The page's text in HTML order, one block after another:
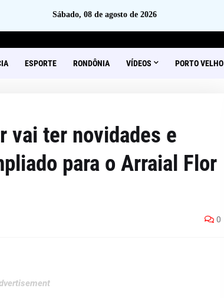
Sábado, 08 de agosto de 2026
ESPORTE RONDÔNIA VÍDEOS PORTO VELHO
vai ter novidades e
para o Arraial Flor
0